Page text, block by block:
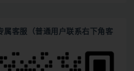
属客服（普通用户联系右下角客